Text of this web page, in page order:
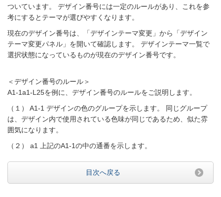
ついています。 デザイン番号には一定のルールがあり、これを参
考にするとテーマが選びやすくなります。
現在のデザイン番号は、「デザインテーマ変更」から「デザイン
テーマ変更パネル」を開いて確認します。 デザインテーマ一覧で
選択状態になっているものが現在のデザイン番号です。
＜デザイン番号のルール＞
A1-1a1-L25を例に、デザイン番号のルールをご説明します。
（１） A1-1 デザインの色のグループを示します。 同じグループ
は、デザイン内で使用されている色味が同じであるため、似た雰
囲気になります。
（２） a1 上記のA1-1の中の通番を示します。
目次へ戻る